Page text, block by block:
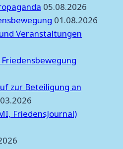
05.08.2026
01.08.2026
Veranstaltungen
zur Beteiligung an
FriedensJournal)